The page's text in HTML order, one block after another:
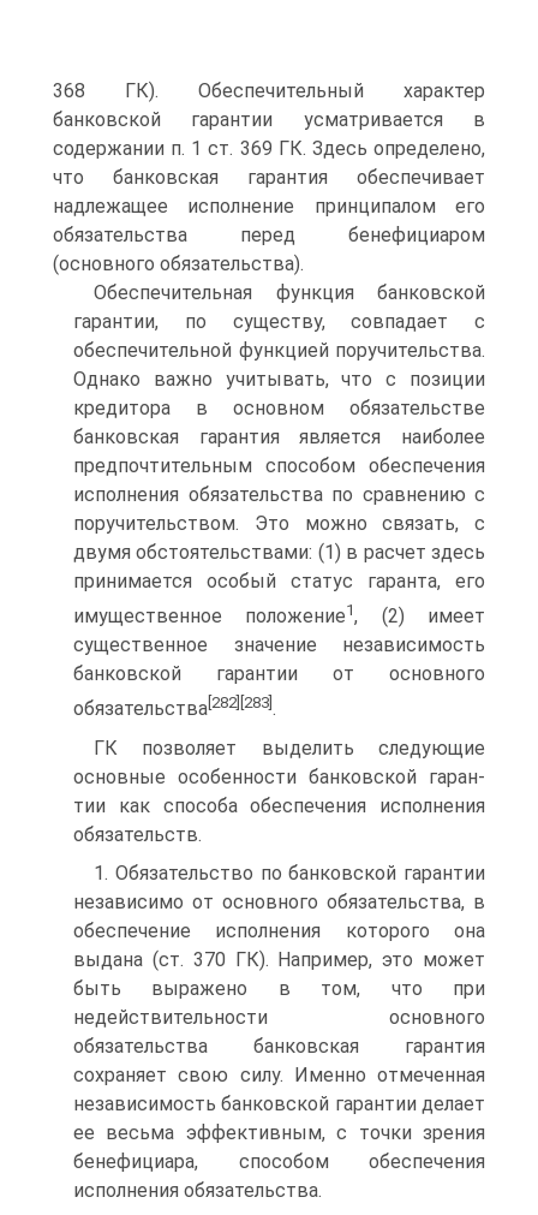
368 ГК). Обеспечительный характер
банковской га­рантии усматривается в
содержании п. 1 ст. 369 ГК. Здесь определено,
что бан­ковская гарантия обеспечивает
надлежащее исполнение принципалом его
обяза­тельства перед бенефициаром
(основного обязательства).
Обеспечительная функция банковской
гарантии, по существу, совпадает с
обеспечительной функцией поручительства.
Однако важно учитывать, что с по­зиции
кредитора в основном обязательстве
банковская гарантия является наибо­лее
предпочтительным способом обеспечения
исполнения обязательства по срав­нению с
поручительством. Это можно связать, с
двумя обстоятельствами: (1) в расчет здесь
принимается особый статус гаранта, его
имущественное положение1, (2) имеет
существенное значение независимость
банковской гарантии от основ­ного
обязательства [282] [283] .
ГК позволяет выделить следующие
основные особенности банковской гаран­
тии как способа обеспечения исполнения
обязательств.
1. Обязательство по банковской гарантии
независимо от основного обязатель­ства, в
обеспечение исполнения которого она
выдана (ст. 370 ГК). Например, это может
быть выражено в том, что при
недействительности основного
обязательст­ва банковская гарантия
сохраняет свою силу. Именно отмеченная
независимость банковской гарантии делает
ее весьма эффективным, с точки зрения
бенефициа­ра, способом обеспечения
исполнения обязательства.